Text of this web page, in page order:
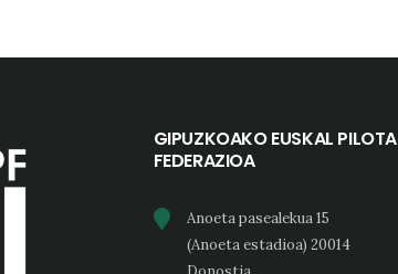
GIPUZKOAKO EUSKAL PILOTA
FEDERAZIOA
Anoeta pasealekua 15
(Anoeta estadioa) 20014